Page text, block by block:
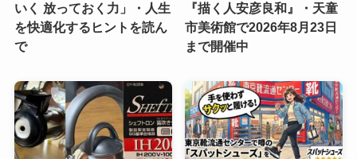
いく 放っておく力」・人生
を快適化するヒントを読ん
で
『描く人安彦良和』・天童
市美術館で2026年8月23日
まで開催中